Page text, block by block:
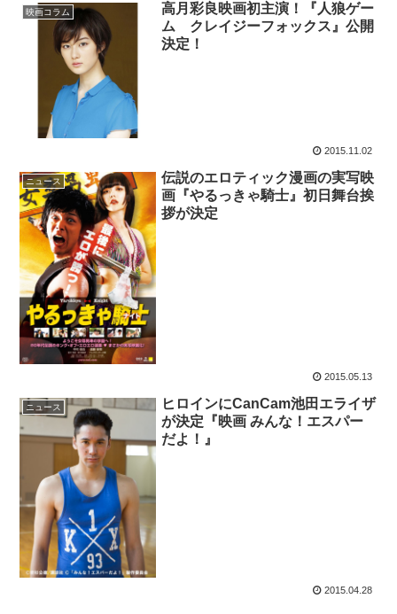
映画コラム
高月彩良映画初主演！『人狼ゲー
ム クレイジーフォックス』公開
決定！
2015.11.02
ニュース
伝説のエロティック漫画の実写映
画『やるっきゃ騎士』初日舞台挨
拶が決定
2015.05.13
ニュース
ヒロインにCanCam池田エライザ
が決定『映画 みんな！エスパー
だよ！』
2015.04.28